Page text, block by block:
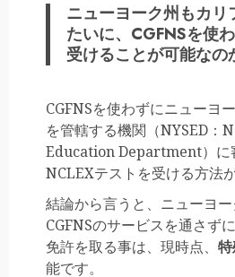
ニューヨーク州もカリ
たいに、CGFNSを使
受けることが可能なの
CGFNSを使わずにニューヨ
を管轄する機関（NYSED：
Education Department）に
NCLEXテストを受ける方法
結論から言うと、ニューヨー
CGFNSのサービスを通さず
免許を取る事は、現時点、
能です。